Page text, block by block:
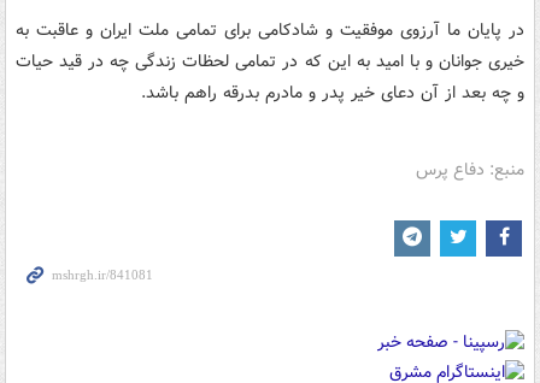
در پایان ما آرزوی موفقیت و شادکامی برای تمامی ملت ایران و عاقبت به
خیری جوانان و با امید به این که در تمامی لحظات زندگی چه در قید حیات
و چه بعد از آن دعای خیر پدر و مادرم بدرقه راهم باشد.
منبع: دفاع پرس